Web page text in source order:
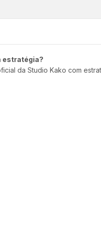
estratégia?
da Studio Kako com